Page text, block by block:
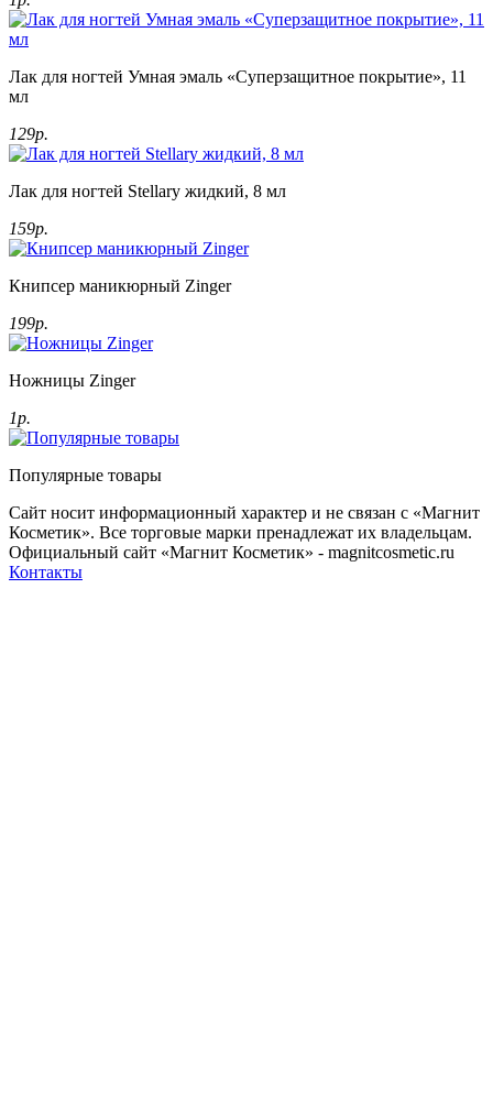
Лак для ногтей Умная эмаль «Суперзащитное покрытие», 11
мл
129р.
Лак для ногтей Stellary жидкий, 8 мл
159р.
Книпсер маникюрный Zinger
199р.
Ножницы Zinger
1р.
Популярные товары
Сайт носит информационный характер и не связан с «Магнит
Косметик». Все торговые марки пренадлежат их владельцам.
Официальный сайт «Магнит Косметик» - magnitcosmetic.ru
Контакты